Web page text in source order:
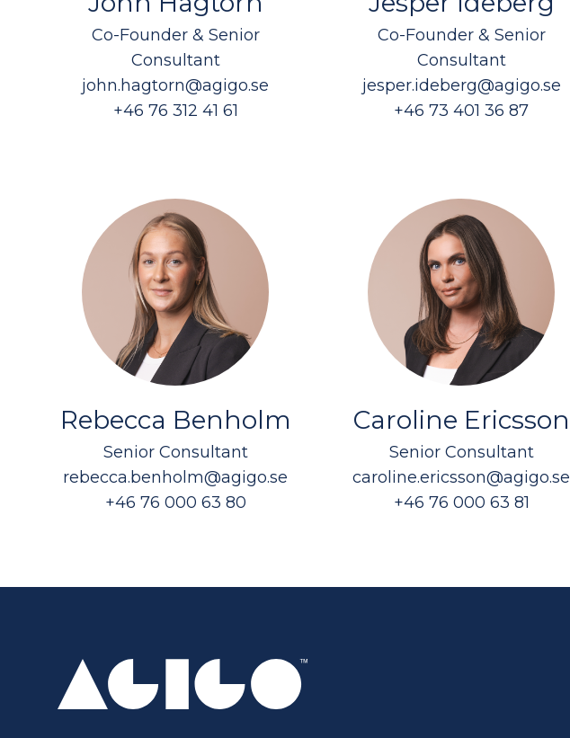
Co-Founder & Senior
Consultant
john.hagtorn@agigo.se
+46 76 312 41 61
Co-Founder & Senior
Consultant
jesper.ideberg@agigo.se
+46 73 401 36 87
Rebecca Benholm
Senior Consultant
rebecca.benholm@agigo.se
+46 76 000 63 80
Caroline Ericsson
Senior Consultant
caroline.ericsson@agigo.se
+46 76 000 63 81